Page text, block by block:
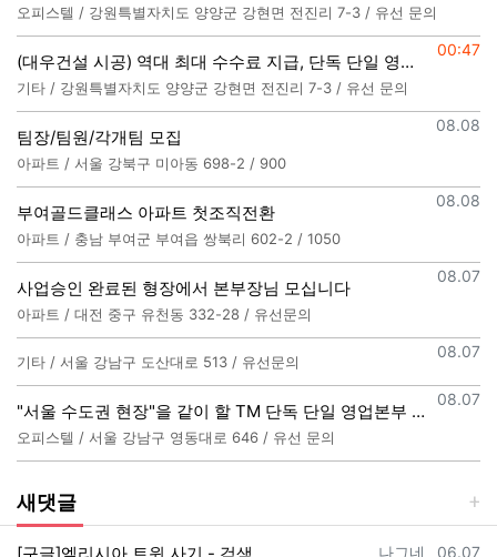
오피스텔 / 강원특별자치도 양양군 강현면 전진리 7-3 / 유선 문의
등록일
00:47
(대우건설 시공) 역대 최대 수수료 지급, 단독 단일 영업본부 선착순 모집
기타 / 강원특별자치도 양양군 강현면 전진리 7-3 / 유선 문의
등록일
08.08
팀장/팀원/각개팀 모집
아파트 / 서울 강북구 미아동 698-2 / 900
등록일
08.08
부여골드클래스 아파트 첫조직전환
아파트 / 충남 부여군 부여읍 쌍북리 602-2 / 1050
등록일
08.07
사업승인 완료된 형장에서 본부장님 모십니다
아파트 / 대전 중구 유천동 332-28 / 유선문의
등록일
08.07
기타 / 서울 강남구 도산대로 513 / 유선문의
등록일
08.07
"서울 수도권 현장"을 같이 할 TM 단독 단일 영업본부 팀 선착순 모집
오피스텔 / 서울 강남구 영동대로 646 / 유선 문의
새댓글
등록자
나그네 등록일
06.07